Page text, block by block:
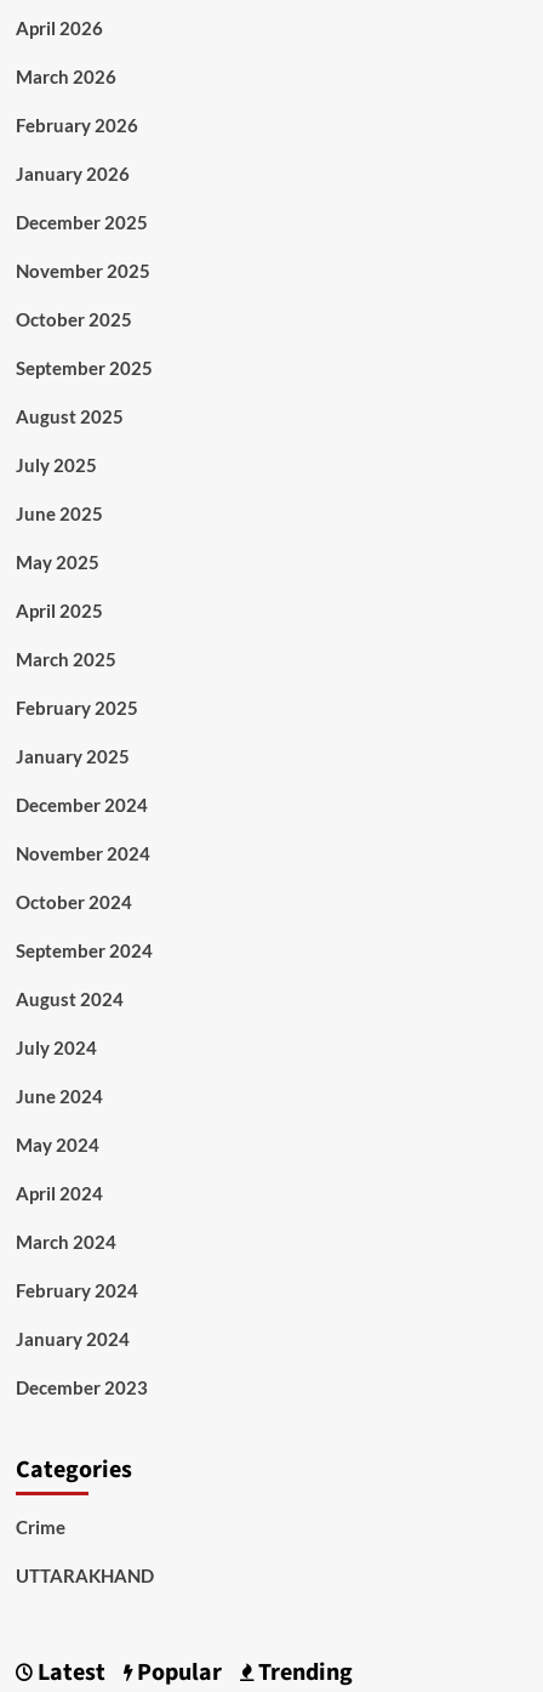
April 2026
March 2026
February 2026
January 2026
December 2025
November 2025
October 2025
September 2025
August 2025
July 2025
June 2025
May 2025
April 2025
March 2025
February 2025
January 2025
December 2024
November 2024
October 2024
September 2024
August 2024
July 2024
June 2024
May 2024
April 2024
March 2024
February 2024
January 2024
December 2023
Categories
Crime
UTTARAKHAND
Latest Popular Trending